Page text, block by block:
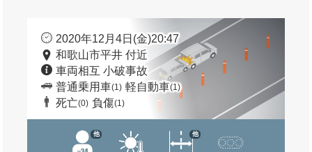
2020年12月4日(金)20:47
和歌山市平井 付近
車両相互 小破事故
普通乗用車(1) 軽自動車(1)
死亡(0) 負傷(1)
他 他